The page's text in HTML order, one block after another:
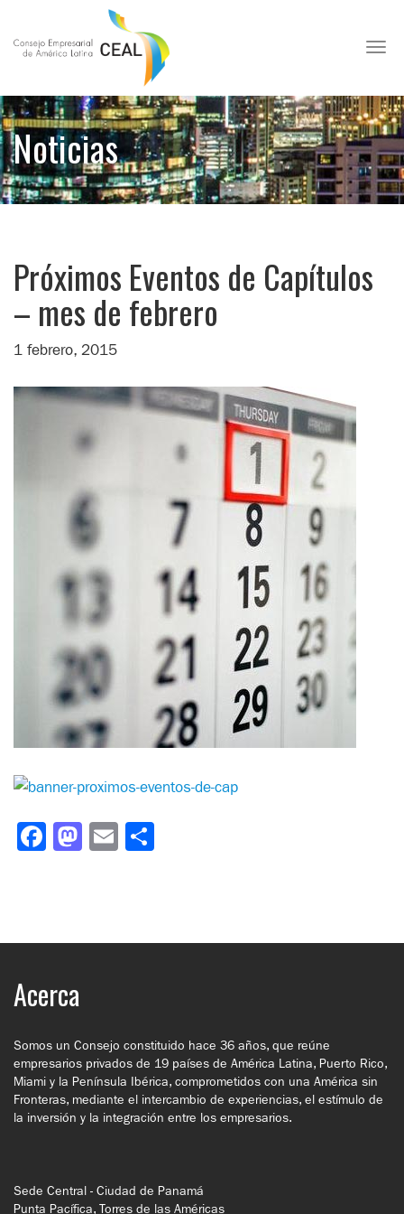
Noticias
Próximos Eventos de Capítulos
– mes de febrero
1 febrero, 2015
Facebook
Mastodon
Email
Acerca
Somos un Consejo constituido hace 36 años, que reúne
empresarios privados de 19 países de América Latina, Puerto Rico,
Miami y la Península Ibérica, comprometidos con una América sin
Fronteras, mediante el intercambio de experiencias, el estímulo de
la inversión y la integración entre los empresarios.
Sede Central - Ciudad de Panamá
Punta Pacífica, Torres de las Américas